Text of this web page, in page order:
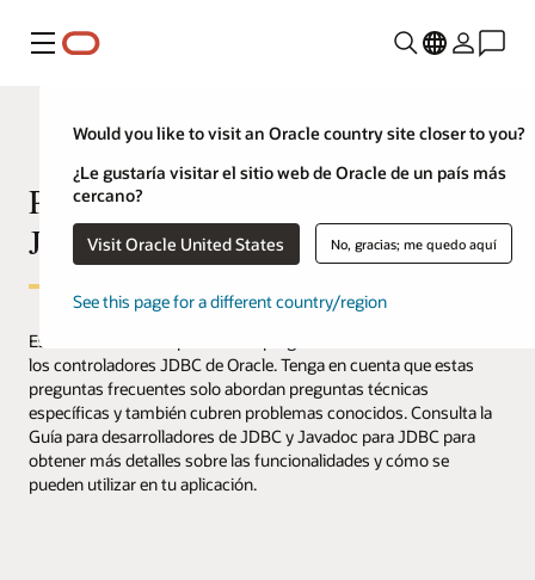
Menú
Would you like to visit an Oracle country site closer to you?
¿Le gustaría visitar el sitio web de Oracle de un país más
cercano?
Visit Oracle United States No, gracias; me quedo aquí
See this page for a different country/region
Preguntas frecuentes sobre Oracle
JDBC (preguntas frecuentes)
Este documento responde a las preguntas más frecuentes sobre
los controladores JDBC de Oracle. Tenga en cuenta que estas
preguntas frecuentes solo abordan preguntas técnicas
específicas y también cubren problemas conocidos. Consulta la
Guía para desarrolladores de JDBC y Javadoc para JDBC para
obtener más detalles sobre las funcionalidades y cómo se
pueden utilizar en tu aplicación.